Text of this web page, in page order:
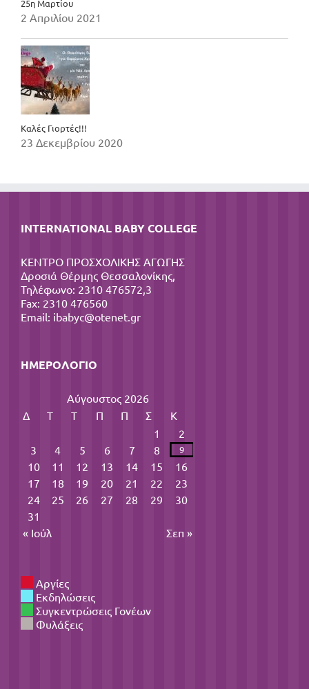
25η Μαρτίου
2 Απριλίου 2021
Καλές Γιορτές!!!
23 Δεκεμβρίου 2020
INTERNATIONAL BABY COLLEGE
ΚΕΝΤΡΟ ΠΡΟΣΧΟΛΙΚΗΣ ΑΓΩΓΗΣ
Δροσιά Θέρμης Θεσσαλονίκης,
Τηλέφωνο: 2310 476572,3
Fax: 2310 476560
Email: ibabyc@otenet.gr
ΗΜΕΡΟΛΌΓΙΟ
Αύγουστος 2026
Δ
Τ Τ Π Π Σ
Κ
1
2
3
4 5 6 7 8 9
10 11 12 13 14 15
16
17
18 19 20 21 22
23
24
25 26 27 28 29
30
31
« Ιούλ
Σεπ »
Αργίες
Εκδηλώσεις
Συγκεντρώσεις Γονέων
Φυλάξεις